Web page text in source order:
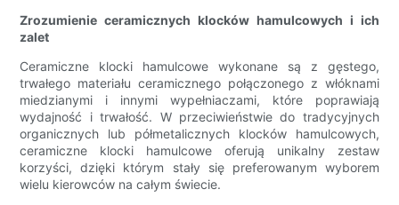
Zrozumienie ceramicznych klocków hamulcowych i ich
zalet
Ceramiczne klocki hamulcowe wykonane są z gęstego,
trwałego materiału ceramicznego połączonego z włóknami
miedzianymi i innymi wypełniaczami, które poprawiają
wydajność i trwałość. W przeciwieństwie do tradycyjnych
organicznych lub półmetalicznych klocków hamulcowych,
ceramiczne klocki hamulcowe oferują unikalny zestaw
korzyści, dzięki którym stały się preferowanym wyborem
wielu kierowców na całym świecie.